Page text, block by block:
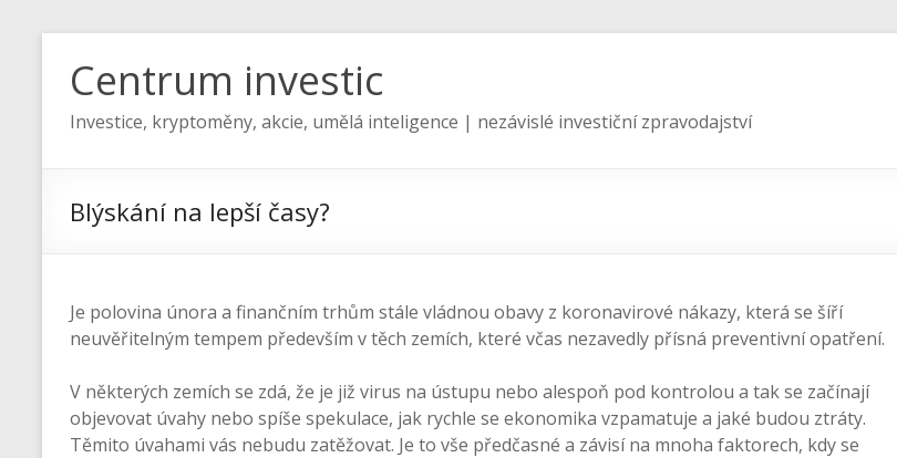
Centrum investic
Investice, kryptoměny, akcie, umělá inteligence | nezávislé investiční zpravodajství
Blýskání na lepší časy?
Je polovina února a finančním trhům stále vládnou obavy z koronavirové nákazy, která se šíří
neuvěřitelným tempem především v těch zemích, které včas nezavedly přísná preventivní opatření.
V některých zemích se zdá, že je již virus na ústupu nebo alespoň pod kontrolou a tak se začínají
objevovat úvahy nebo spíše spekulace, jak rychle se ekonomika vzpamatuje a jaké budou ztráty.
Těmito úvahami vás nebudu zatěžovat. Je to vše předčasné a závisí na mnoha faktorech, kdy se